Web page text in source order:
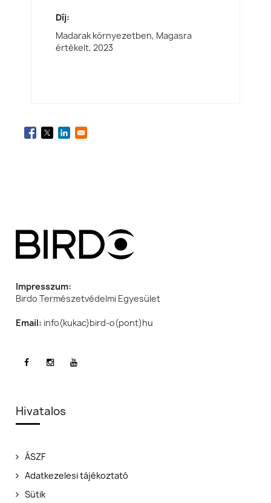
Díj:
Madarak környezetben, Magasra
értékelt,2023
Impresszum:
Birdo Természetvédelmi Egyesület
Email: info(kukac)bird-o(pont)hu
Hivatalos
ÁSZF
Adatkezelesi tájékoztató
Sütik